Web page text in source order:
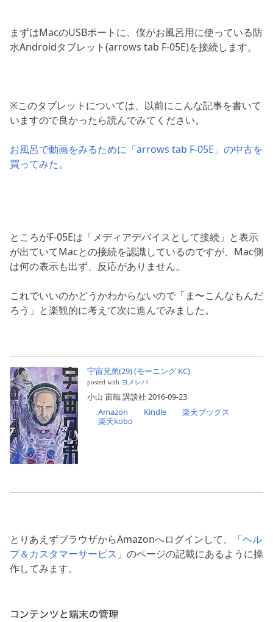
まずはMacのUSBポートに、僕がお風呂用に使っている防
水Androidタブレット(arrows tab F-05E)を接続します。
※このタブレットについては、以前にこんな記事を書いて
いますので良かったら読んでみてください。
お風呂で動画をみるために「arrows tab F-05E」の中古を
買ってみた。
ところがF-05Eは「メディアデバイスとして接続」と表示
が出ていてMacとの接続を認識しているのですが、Mac側
は何の表示も出ず、反応がありません。
これでいいのかどうかわからないので「ま〜こんなもんだ
ろう」と楽観的に考えて次に進んでみました。
宇宙兄弟(29) (モーニング KC)
posted with ヨメレバ
小山 宙哉 講談社 2016-09-23
Amazon
Kindle
楽天ブックス
楽天kobo
とりあえずブラウザからAmazonへログインして、「ヘル
プ＆カスタマーサービス 」のページの記載にあるように操
作してみます。